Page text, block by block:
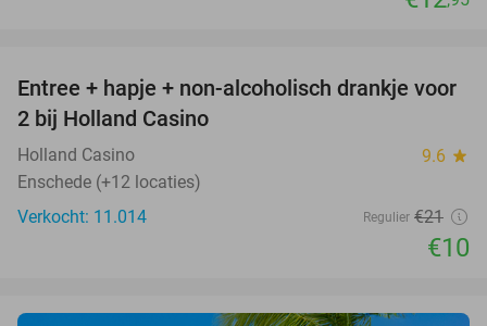
52%
Entree + hapje + non-alcoholisch drankje voor
2 bij Holland Casino
Holland Casino 9.6 star
Enschede (+12 locaties)
Verkocht: 11.014
Regulier €21
€10